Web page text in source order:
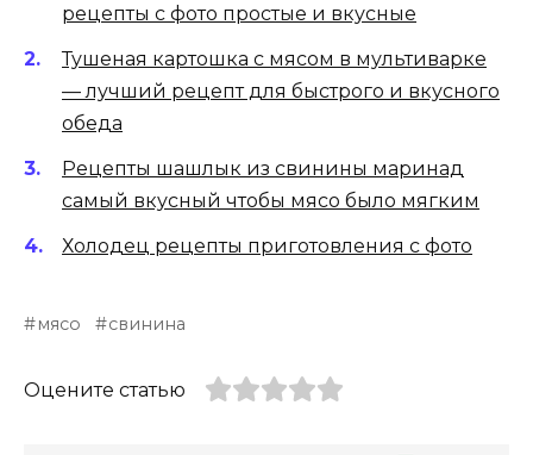
рецепты с фото простые и вкусные
Тушеная картошка с мясом в мультиварке
— лучший рецепт для быстрого и вкусного
обеда
Рецепты шашлык из свинины маринад
самый вкусный чтобы мясо было мягким
Холодец рецепты приготовления с фото
мясо свинина
Оцените статью